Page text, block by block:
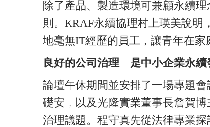
除了產品、製造環境可兼顧永續
則。KRAF永續協理村上瑛美說明
地毫無IT經歷的員工，讓青年在家
良好的公司治理 是中小企業永續
論壇午休期間並安排了一場專題
礎安，以及光隆實業董事長詹賀
治理議題。程守真先從法律專業